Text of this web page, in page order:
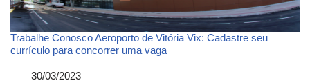
Trabalhe Conosco Aeroporto de Vitória Vix: Cadastre seu
currículo para concorrer uma vaga
Data30/03/2023